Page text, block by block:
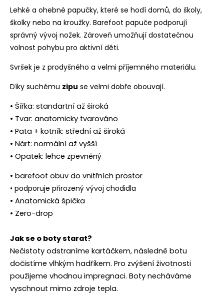
Lehké a ohebné papučky, které se hodí domů, do školy,
školky nebo na kroužky. Barefoot papuče podporují
správný vývoj nožek. Zároveň umožňují dostatečnou
volnost pohybu pro aktivní děti.
Svršek je z prodyšného a velmi příjemného materiálu.
Díky suchému zipu se velmi dobře obouvají.
• Šířka: standartní až široká
• Tvar: anatomicky tvarováno
• Pata + kotník: střední až široká
• Nárt: normální až vyšší
• Opatek: lehce zpevněný
• barefoot obuv do vnitřních prostor
• podporuje přirozený vývoj chodidla
• Anatomická špička
• Zero-drop
Jak se o boty starat?
Nečistoty odstraníme kartáčkem, následně botu
dočistíme vlhkým hadříkem. Pro zvýšení životnosti
použijeme vhodnou impregnaci. Boty necháváme
vyschnout mimo zdroje tepla.